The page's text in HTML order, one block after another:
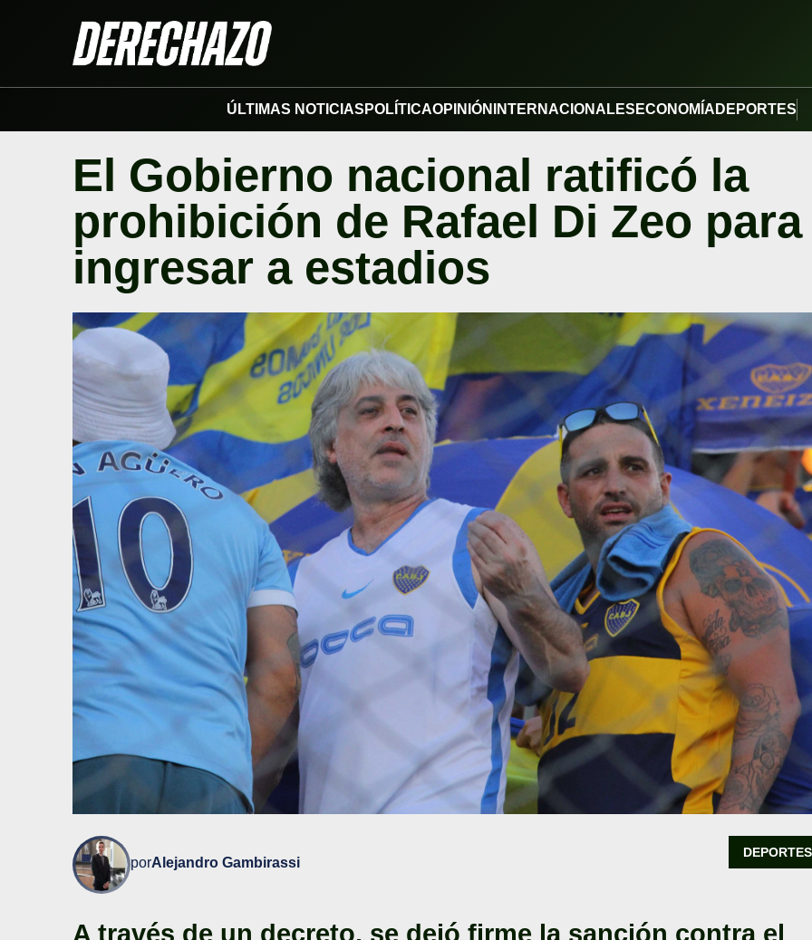
ÚLTIMAS NOTICIAS POLÍTICAOPINIÓN INTERNACIONALES ECONOMÍA DEPORTES
El Gobierno nacional ratificó la
prohibición de Rafael Di Zeo para
ingresar a estadios
porAlejandro Gambirassi
DEPORTES
A través de un decreto, se dejó firme la sanción contra el